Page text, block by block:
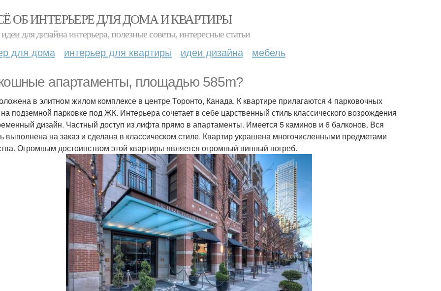
ОБ ИНТЕРЬЕРЕ ДЛЯ ДОМА И КВАРТИРЫ
для дизайна интерьера, полезные советы, интересные статьи
для дома интерьер для квартиры идеи дизайна мебель
апартаменты, площадью 585m?
в элитном жилом комплексе в центре Торонто, Канада. К квартире прилагаются 4 парковочных
подземной парковке под ЖК. Интерьера сочетает в себе царственный стиль классического возрождения
дизайн. Частный доступ из лифта прямо в апартаменты. Имеется 5 каминов и 6 балконов. Вся
выполнена на заказ и сделана в классическом стиле. Квартир украшена многочисленными предметами
Огромным достоинством этой квартиры является огромный винный погреб.